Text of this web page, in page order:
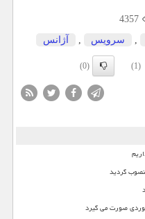
4357
سرویس آژانس
(1)
(0)
گردید
صورت می گیرد